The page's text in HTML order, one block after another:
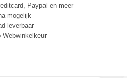
Paypal en meer
mogelijk
leverbaar